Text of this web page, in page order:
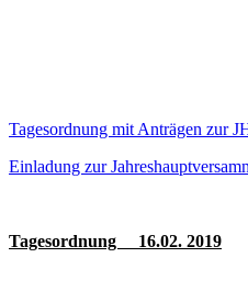
Tagesordnung mit Anträgen zur
Einladung zur
Tagesordnung 16.02. 2019